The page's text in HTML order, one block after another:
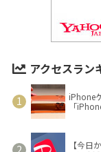
アクセスラン
iPhone
「
【今日